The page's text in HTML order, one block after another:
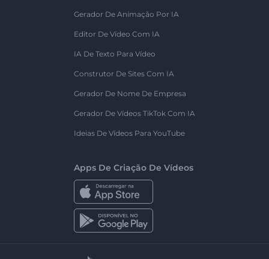
Gerador De Animação Por IA
Editor De Vídeo Com IA
IA De Texto Para Vídeo
Construtor De Sites Com IA
Gerador De Nome De Empresa
Gerador De Vídeos TikTok Com IA
Ideias De Vídeos Para YouTube
Apps De Criação De Vídeos